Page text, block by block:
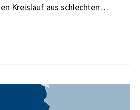
Kreislauf aus schlechten